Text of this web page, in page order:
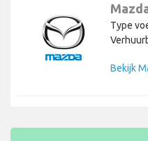
Type
Bekijk